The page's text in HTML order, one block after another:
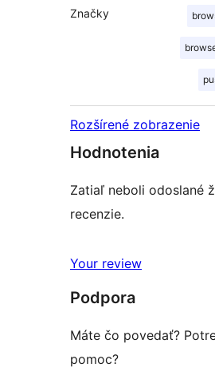
Značky
Rozšírené zobrazenie
Hodnotenia
Zatiaľ neboli odoslané
recenzie.
Your review
Podpora
Máte čo povedať?
pomoc?